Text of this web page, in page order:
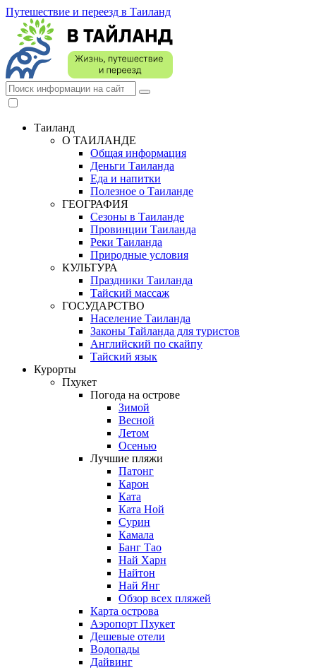
Путешествие и переезд в Таиланд
Таиланд
О ТАИЛАНДЕ
Общая информация
Деньги Таиланда
Еда и напитки
Полезное о Таиланде
ГЕОГРАФИЯ
Сезоны в Таиланде
Провинции Таиланда
Реки Таиланда
Природные условия
КУЛЬТУРА
Праздники Таиланда
Тайский массаж
ГОСУДАРСТВО
Население Таиланда
Законы Тайланда для туристов
Английский по скайпу
Тайский язык
Курорты
Пхукет
Погода на острове
Зимой
Весной
Летом
Осенью
Лучшие пляжи
Патонг
Карон
Ката
Ката Ной
Сурин
Камала
Банг Тао
Най Харн
Найтон
Най Янг
Обзор всех пляжей
Карта острова
Аэропорт Пхукет
Дешевые отели
Водопады
Дайвинг